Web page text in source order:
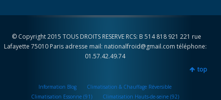
© Copyright 2015 TOUS DROITS RESERVE RCS: B 514 818 921 221 rue
Lafayette 75010 Paris adresse mail: nationalfroid@gmail.com téléphone:
01.57.42.49.74
top
Information Blog
Climatisation & Chauffage Réversible
Climatisation Essonne (91)
Climatisation Hauts-de-seine (92)